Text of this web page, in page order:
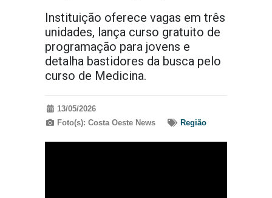
Instituição oferece vagas em três
unidades, lança curso gratuito de
programação para jovens e
detalha bastidores da busca pelo
curso de Medicina.
13/05/2026
Foto(s): Costa Oeste News
Região